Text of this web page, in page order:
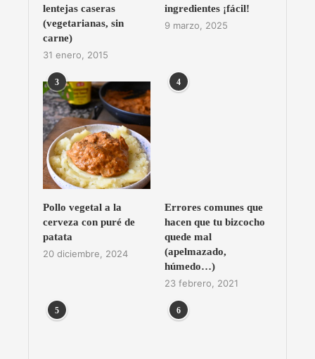
lentejas caseras
(vegetarianas, sin
carne)
31 enero, 2015
ingredientes ¡fácil!
9 marzo, 2025
3
Pollo vegetal a la
cerveza con puré de
patata
20 diciembre, 2024
4
Errores comunes que
hacen que tu bizcocho
quede mal
(apelmazado,
húmedo…)
23 febrero, 2021
5 6